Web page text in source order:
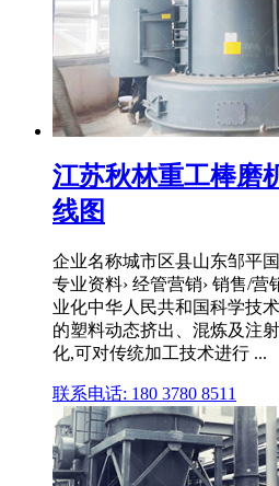
江苏秋林重工棒磨
线图
企业名称城市区县山东邹平
专业资料› 经管营销› 销售/
业化中华人民共和国科学技
的塑料动态挤出、混炼及注
化,可对传统加工技术进行 ...
联系电话: 180 3780 8511